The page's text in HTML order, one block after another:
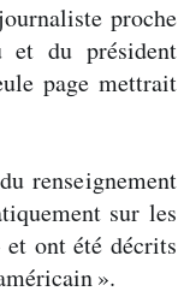
proche
et du président
page mettrait
renseignement
sur les
et ont été décrits
».